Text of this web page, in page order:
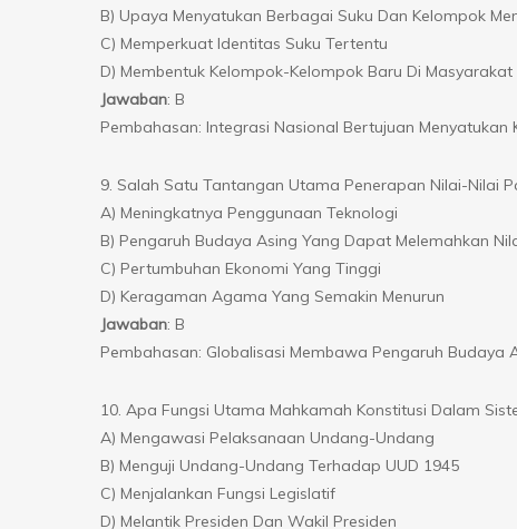
B) Upaya Menyatukan Berbagai Suku Dan Kelompok
C) Memperkuat Identitas Suku Tertentu
D) Membentuk Kelompok-Kelompok Baru Di Masyarakat
Jawaban: B
Pembahasan: Integrasi Nasional Bertujuan
9. Salah Satu Tantangan Utama Penerapan Nilai-Nilai
A) Meningkatnya Penggunaan Teknologi
B) Pengaruh Budaya Asing Yang Dapat Melemahkan
C) Pertumbuhan Ekonomi Yang Tinggi
D) Keragaman Agama Yang Semakin Menurun
Jawaban: B
Pembahasan: Globalisasi Membawa Pengaruh Budaya
10. Apa Fungsi Utama Mahkamah Konstitusi Dalam
A) Mengawasi Pelaksanaan Undang-Undang
B) Menguji Undang-Undang Terhadap UUD 1945
C) Menjalankan Fungsi Legislatif
D) Melantik Presiden Dan Wakil Presiden